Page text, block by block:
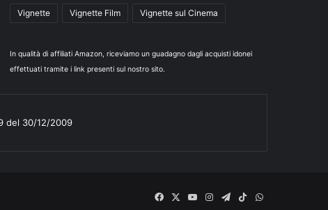
Vignette Vignette Film Vignette sul Cinema
In qualità di affiliati Amazon, riceviamo un guadagno dagli acquisti idonei
effettuati tramite i link presenti sul nostro sito.
del 30/12/2009
Facebook
X
YouInstagram
Telegram
TikTokWhatsApp